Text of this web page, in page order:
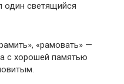
светящийся
«рамовать» —
с хорошей памятью